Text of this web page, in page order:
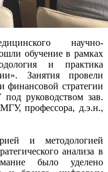
научно-
обучение в рамках
и практика
Занятия провели
финансовой стратегии
руководством зав.
профессора, д.э.н.,
и методологией
анализа в
было уделено